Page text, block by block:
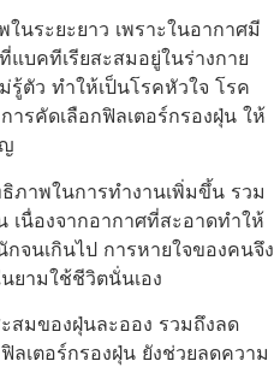
นระยะยาว เพราะในอากาศมี
แบคทีเรียสะสมอยู่ในร่างกาย
รู้ตัว ทำให้เป็นโรคหัวใจ โรค
รคัดเลือกฟิลเตอร์กรองฝุ่น ให้
ภาพในการทำงานเพิ่มขึ้น รวม
นื่องจากอากาศที่สะอาดทำให้
จนเกินไป การหายใจของคนจึง
ยามใช้ชีวิตนั่นเอง
สมของฝุ่นละออง รวมถึงลด
ลเตอร์กรองฝุ่น ยังช่วยลดความ